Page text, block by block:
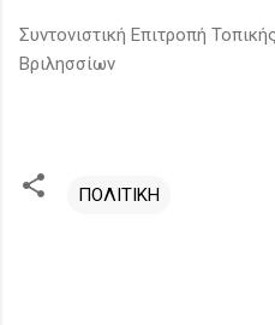
Συντονιστική Επιτροπή
Βριλησσίων
ΠΟΛΙΤΙΚΗ